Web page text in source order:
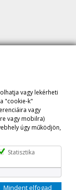
krt 8 Fszt. 5.
vagy lekérheti
"cookie-k"
vagy
vagy mobilra)
úgy működjön,
Statisztika
Mindent elfogad